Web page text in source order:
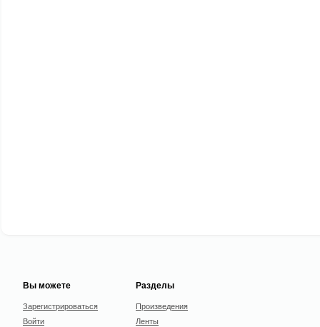
Вы можете
Зарегистрироваться
Войти
Разделы
Произведения
Ленты